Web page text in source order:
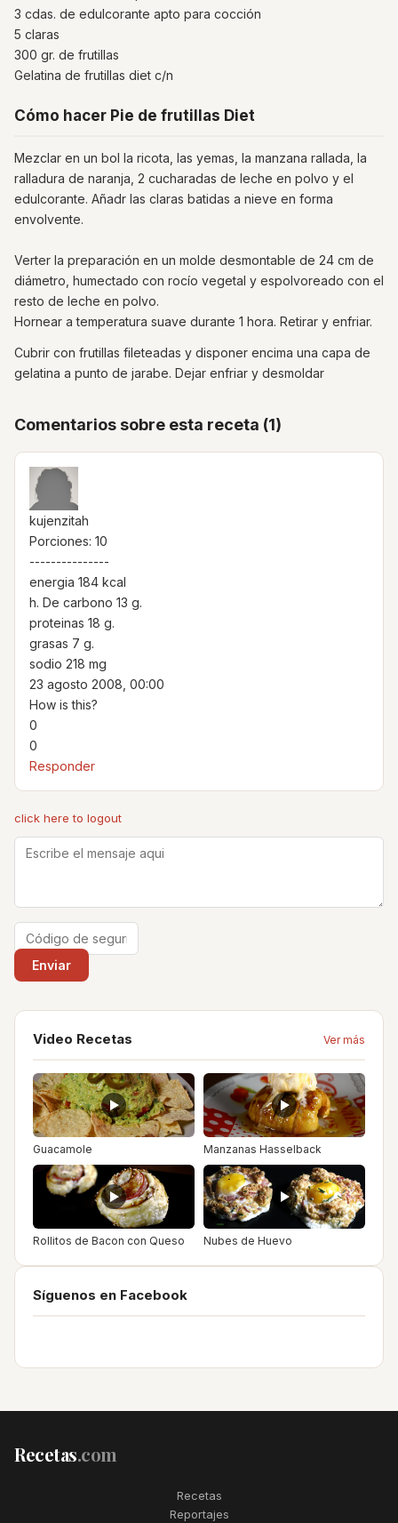
3 cdas. de edulcorante apto para cocción
5 claras
300 gr. de frutillas
Gelatina de frutillas diet c/n
Cómo hacer Pie de frutillas Diet
Mezclar en un bol la ricota, las yemas, la manzana rallada, la
ralladura de naranja, 2 cucharadas de leche en polvo y el
edulcorante. Añadr las claras batidas a nieve en forma
envolvente.
Verter la preparación en un molde desmontable de 24 cm de
diámetro, humectado con rocío vegetal y espolvoreado con el
resto de leche en polvo.
Hornear a temperatura suave durante 1 hora. Retirar y enfriar.
Cubrir con frutillas fileteadas y disponer encima una capa de
gelatina a punto de jarabe. Dejar enfriar y desmoldar
Comentarios sobre esta receta (1)
kujenzitah
Porciones: 10
---------------
energia 184 kcal
h. De carbono 13 g.
proteinas 18 g.
grasas 7 g.
sodio 218 mg
23 agosto 2008, 00:00
How is this?
0
0
Responder
click here to logout
Video Recetas Ver más
Guacamole Manzanas Hasselback
Rollitos de Bacon con Queso Nubes de Huevo
Síguenos en Facebook
Recetas.com
Recetas
Reportajes